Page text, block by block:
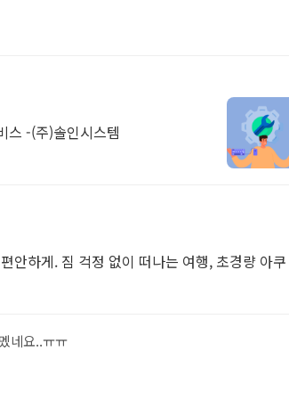
스 -(주)솔인시스템
안하게. 짐 걱정 없이 떠나는 여행, 초경량 아쿠
네요..ㅠㅠ